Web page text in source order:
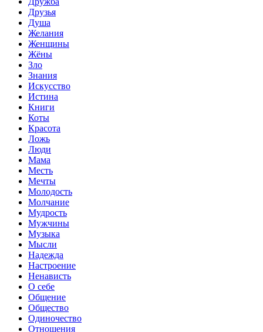
Друзья
Душа
Желания
Женщины
Жёны
Зло
Знания
Искусство
Истина
Книги
Коты
Красота
Ложь
Люди
Мама
Месть
Мечты
Молодость
Молчание
Мудрость
Мужчины
Музыка
Мысли
Надежда
Настроение
Ненависть
О себе
Общение
Общество
Одиночество
Отношения